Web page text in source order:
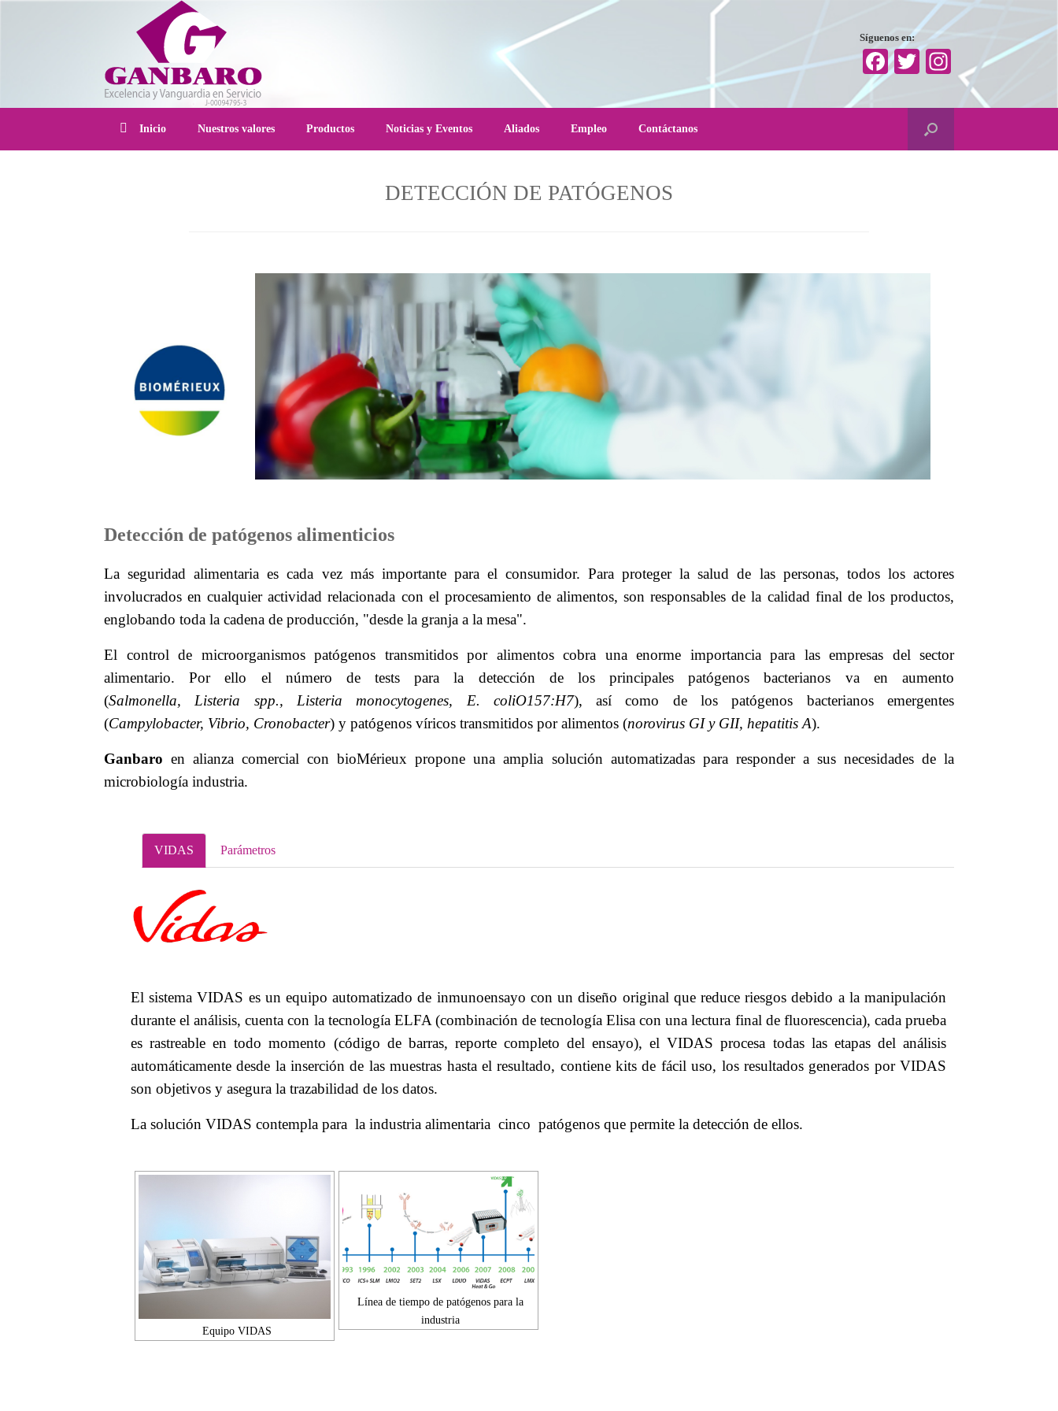
Síguenos en:
Facebook
TwitterInstagram
Inicio Nuestros valores Productos Noticias y Eventos Aliados Empleo Contáctanos
DETECCIÓN DE PATÓGENOS
Detección de patógenos alimenticios
La seguridad alimentaria es cada vez más importante para el consumidor. Para proteger la salud de las personas, todos los actores
involucrados en cualquier actividad relacionada con el procesamiento de alimentos, son responsables de la calidad final de los productos,
englobando toda la cadena de producción, "desde la granja a la mesa".
El control de microorganismos patógenos transmitidos por alimentos cobra una enorme importancia para las empresas del sector
alimentario.Por ello el número de tests para la detección de los principales patógenos bacterianos va en aumento
(Salmonella, Listeria spp., Listeria monocytogenes, E. coliO157:H7), así como de los patógenos bacterianos emergentes
(Campylobacter, Vibrio, Cronobacter) y patógenos víricos transmitidos por alimentos (norovirus GI y GII, hepatitis A).
Ganbaro en alianza comercial con bioMérieux propone una amplia solución automatizadas para responder a sus necesidades de la
microbiología industria.
VIDAS Parámetros
El sistema VIDAS es un equipo automatizado de inmunoensayo con un diseño original que reduce riesgos debido a la manipulación
durante el análisis, cuenta con la tecnología ELFA (combinación de tecnología Elisa con una lectura final de fluorescencia), cada prueba
es rastreable en todo momento (código de barras, reporte completo del ensayo), el VIDAS procesa todas las etapas del análisis
automáticamente desde la inserción de las muestras hasta el resultado, contiene kits de fácil uso, los resultados generados por VIDAS
son objetivos y asegura la trazabilidad de los datos.
La solución VIDAS contempla para la industria alimentaria cinco patógenos que permite la detección de ellos.
Equipo VIDAS
Línea de tiempo de patógenos para la
industria